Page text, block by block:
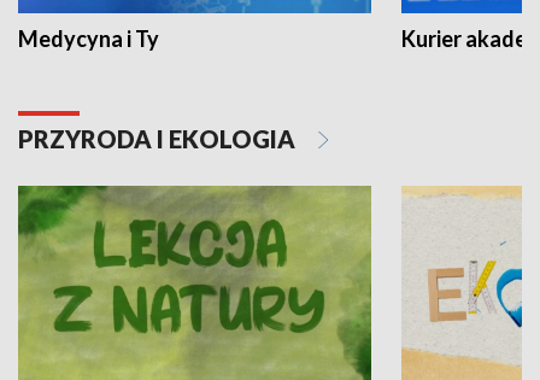
Medycyna i Ty Kurier
PRZYRODA I EKOLOGIA